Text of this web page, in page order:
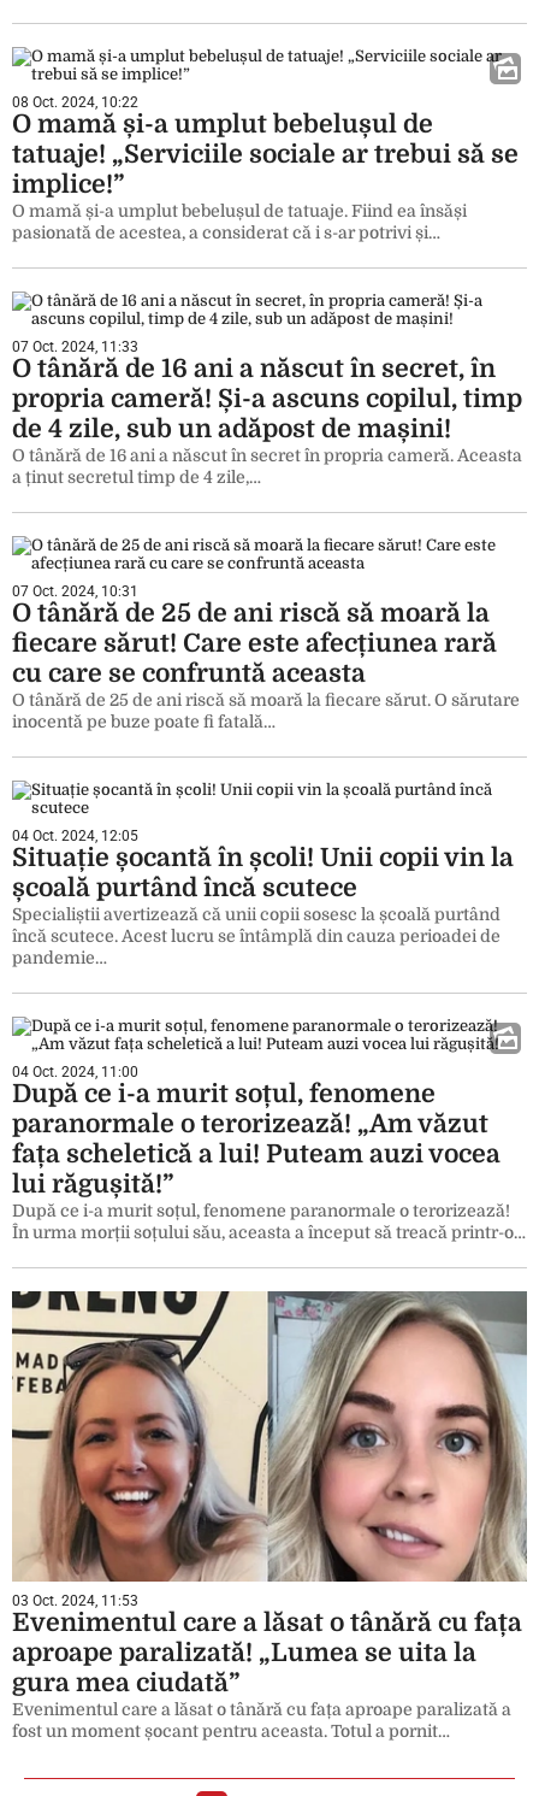
08 Oct. 2024, 10:22
O mamă și-a umplut bebelușul de
tatuaje! „Serviciile sociale ar trebui să se
implice!”
O mamă și-a umplut bebelușul de tatuaje. Fiind ea însăși
pasionată de acestea, a considerat că i s-ar potrivi și…
07 Oct. 2024, 11:33
O tânără de 16 ani a născut în secret, în
propria cameră! Și-a ascuns copilul, timp
de 4 zile, sub un adăpost de mașini!
O tânără de 16 ani a născut în secret în propria cameră. Aceasta
a ținut secretul timp de 4 zile,…
07 Oct. 2024, 10:31
O tânără de 25 de ani riscă să moară la
fiecare sărut! Care este afecțiunea rară
cu care se confruntă aceasta
O tânără de 25 de ani riscă să moară la fiecare sărut. O sărutare
inocentă pe buze poate fi fatală…
04 Oct. 2024, 12:05
Situație șocantă în școli! Unii copii vin la
școală purtând încă scutece
Specialiștii avertizează că unii copii sosesc la școală purtând
încă scutece. Acest lucru se întâmplă din cauza perioadei de
pandemie…
04 Oct. 2024, 11:00
După ce i-a murit soțul, fenomene
paranormale o terorizează! „Am văzut
fața scheletică a lui! Puteam auzi vocea
lui răgușită!”
După ce i-a murit soțul, fenomene paranormale o terorizează!
În urma morții soțului său, aceasta a început să treacă printr-o…
03 Oct. 2024, 11:53
Evenimentul care a lăsat o tânără cu fața
aproape paralizată! „Lumea se uita la
gura mea ciudată”
Evenimentul care a lăsat o tânără cu fața aproape paralizată a
fost un moment șocant pentru aceasta. Totul a pornit…